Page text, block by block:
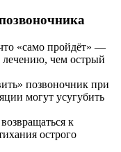
«само пройдёт» —
лечению, чем острый
позвоночник при
могут усугубить
к
острого